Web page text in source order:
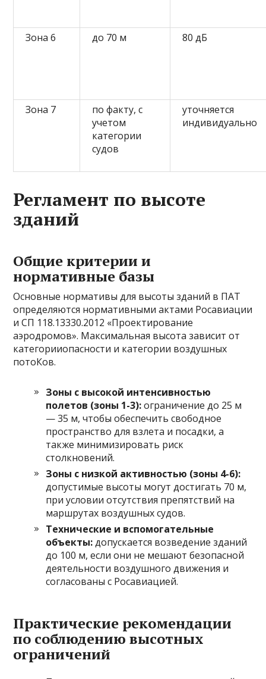
Зона 6 до 70 м 80 дБ
Зона 7
по факту, с
учетом
категории
судов
уточняется
индивидуально
Регламент по высоте
зданий
Общие критерии и
нормативные базы
Основные нормативы для высоты зданий в ПАТ
определяются нормативными актами Росавиации
и СП 118.13330.2012 «Проектирование
аэродромов». Максимальная высота зависит от
категорииопасности и категории воздушных
потоКов.
Зоны с высокой интенсивностью
полетов (зоны 1-3):ограничение до 25 м
— 35 м, чтобы обеспечить свободное
пространство для взлета и посадки, а
также минимизировать риск
столкновений.
Зоны с низкой активностью (зоны 4-6):
допустимые высоты могут достигать 70 м,
при условии отсутствия препятствий на
маршрутах воздушных судов.
Технические и вспомогательные
объекты:допускается возведение зданий
до 100 м, если они не мешают безопасной
деятельности воздушного движения и
согласованы с Росавиацией.
Практические рекомендации
по соблюдению высотных
ограничений